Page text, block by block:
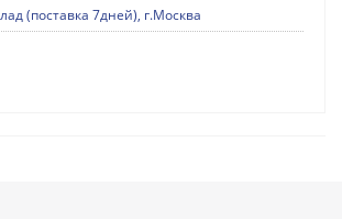
(поставка 7дней), г.Москва